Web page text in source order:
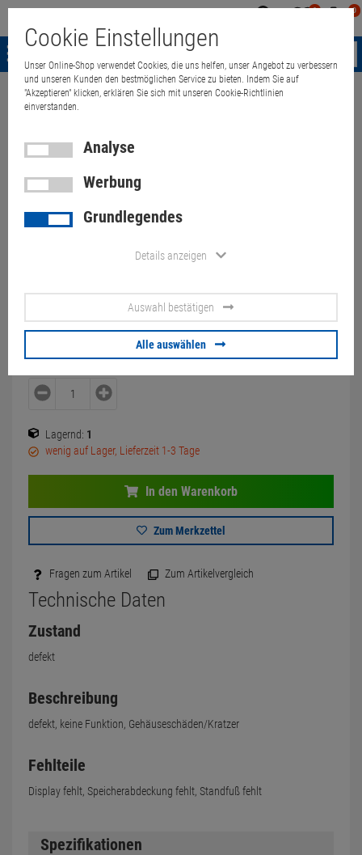
0 0
Menü
Weiter einkaufen
Apple iMac 27" 13,2 Late 2012
defekt für Bastler keine
Funktion
50,00 €
00
Lagernd: 1
wenig auf Lager, Lieferzeit 1-3 Tage
In den Warenkorb
Zum Merkzettel
Fragen zum Artikel Zum Artikelvergleich
Technische Daten
Zustand
defekt
Beschreibung
defekt, keine Funktion, Gehäuseschäden/Kratzer
Fehlteile
Display fehlt, Speicherabdeckung fehlt, Standfuß fehlt
Spezifikationen
Cookie Einstellungen
Unser Online-Shop verwendet Cookies, die uns helfen, unser Angebot zu verbessern
und unseren Kunden den bestmöglichen Service zu bieten. Indem Sie auf
"Akzeptieren" klicken, erklären Sie sich mit unseren Cookie-Richtlinien
einverstanden.
Analyse
Werbung
Grundlegendes
Details anzeigen
Auswahl bestätigen
Alle auswählen